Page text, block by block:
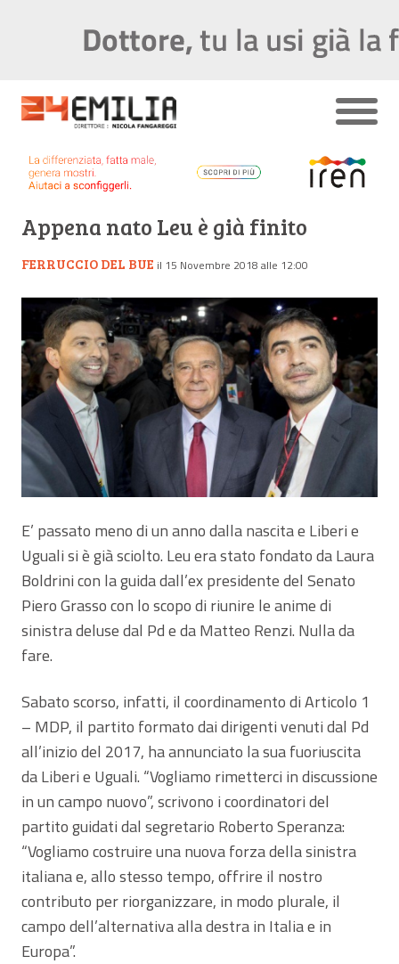
Appena nato Leu è già finito
FERRUCCIO DEL BUE il 15 Novembre 2018 alle 12:00
E’ passato meno di un anno dalla nascita e Liberi e
Uguali si è già sciolto. Leu era stato fondato da Laura
Boldrini con la guida dall’ex presidente del Senato
Piero Grasso con lo scopo di riunire le anime di
sinistra deluse dal Pd e da Matteo Renzi. Nulla da
fare.
Sabato scorso, infatti, il coordinamento di Articolo 1
– MDP, il partito formato dai dirigenti venuti dal Pd
all’inizio del 2017, ha annunciato la sua fuoriuscita
da Liberi e Uguali. “Vogliamo rimetterci in discussione
in un campo nuovo”, scrivono i coordinatori del
partito guidati dal segretario Roberto Speranza:
“Vogliamo costruire una nuova forza della sinistra
italiana e, allo stesso tempo, offrire il nostro
contributo per riorganizzare, in modo plurale, il
campo dell’alternativa alla destra in Italia e in
Europa”.